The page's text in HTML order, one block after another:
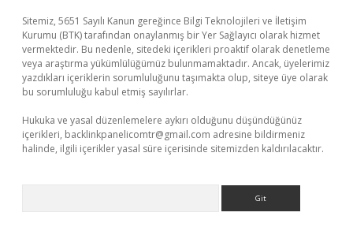
Sitemiz, 5651 Sayılı Kanun gereğince Bilgi Teknolojileri ve İletişim
Kurumu (BTK) tarafından onaylanmış bir Yer Sağlayıcı olarak hizmet
vermektedir. Bu nedenle, sitedeki içerikleri proaktif olarak denetleme
veya araştırma yükümlülüğümüz bulunmamaktadır. Ancak, üyelerimiz
yazdıkları içeriklerin sorumluluğunu taşımakta olup, siteye üye olarak
bu sorumluluğu kabul etmiş sayılırlar.
Hukuka ve yasal düzenlemelere aykırı olduğunu düşündüğünüz
içerikleri, backlinkpanelicomtr@gmail.com adresine bildirmeniz
halinde, ilgili içerikler yasal süre içerisinde sitemizden kaldırılacaktır.